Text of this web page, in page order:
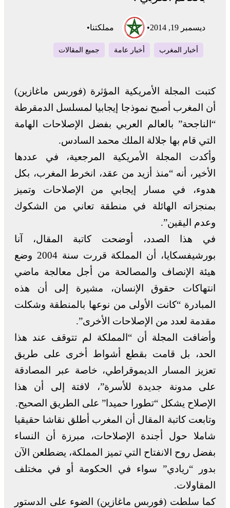
ديسمبر 19, 2014 • مملكتنا•
أخبار المغرب أخبار عامة جميع المقالات
كتبت المجلة الأمريكية المؤثرة (فوربس ماغازين)
أن المغرب أصبح نموذجا إيجابيا لمسلسل الدمقرطة
“الناجحة” بالعالم العربي بفضل الإصلاحات الهامة
التي قام بها جلالة الملك محمد السادس.
وأكدت المجلة الأمريكية المرجعية، في عددها
الأخير، أنه “منذ أزيد من عقد، انخرط المغرب، بكل
هدوء، في مسار إيجابي من الإصلاحات وتميز
بمنجزاته الهائلة في منطقة تعاني من الشكوك
وعدم اليقين”.
في هذا الصدد، أوضحت كاتبة المقال، آنا
بورشيفسكايا، أن المملكة قررت سنة 2004 وضع
هيئة الإنصاف والمصالحة من أجل معالجة ماضي
انتهاكات حقوق الإنسان، مشيرة إلى أن هذه
المبادرة “كانت الأولى من نوعها بالمنطقة وشكلت
مقدمة لعدد من الإصلاحات الأخرى”.
وأضافت المجلة أن “المملكة لم تتوقف عند هذا
الحد، بل قامت بقطع أشواط أخرى على طريق
تعزيز المسار الديموقراطي، خاصة عبر المصادقة
على مدونة جديدة للأسرة”، لافتة إلى أن هذا
الإصلاح يشكل “تطورا حميدا” على الطريق الصحيح.
وتابعت كاتبة المقال أن المغرب أطلق نقاشا حقيقيا
شاملا حول أجندة الإصلاحات، مبرزة أن النساء
بفضل روح الانفتاح التي تميز المملكة، يضطلعن الآن
بدور “ريادي” سواء في الحكومة أو في مختلف
المقاولات.
كما سلطت (فوربس ماغازين) الضوء على الدستور